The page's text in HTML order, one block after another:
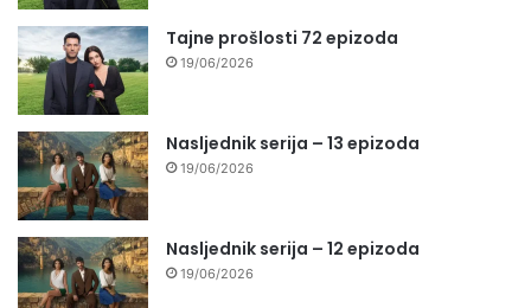
Tajne prošlosti 72 epizoda
19/06/2026
Nasljednik serija – 13 epizoda
19/06/2026
Nasljednik serija – 12 epizoda
19/06/2026